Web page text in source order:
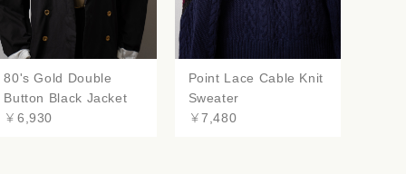
80's Gold Double
Button Black Jacket
￥6,930
Point Lace Cable Knit
Sweater
￥7,480